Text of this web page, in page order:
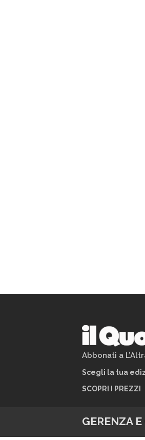
Abbonati a
Scegli la tua
SCOPRI I PREZZI
GERENZA